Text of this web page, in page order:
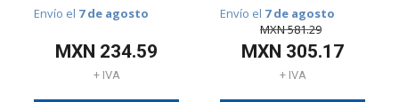
Envío el 7 de agosto
MXN 234.59
+ IVA
Envío el 7 de agosto
MXN581.29
MXN 305.17
+ IVA